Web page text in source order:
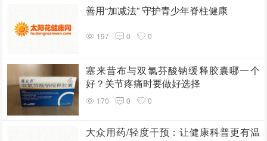
善用“加减法” 守护青少年脊柱健康
197 0 0
塞来昔布与双氯芬酸钠缓释胶囊哪一个
好？关节疼痛时要做好选择
170 0 0
大众用药/轻度干预：让健康科普更有温